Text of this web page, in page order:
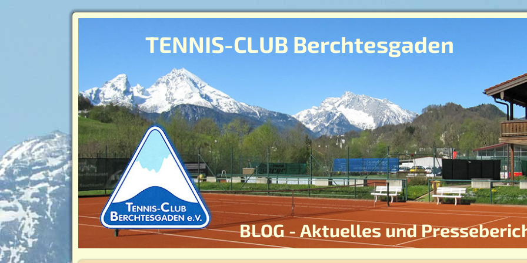
TENNIS-CLUB Berchtesgaden
BLOG - Aktuelles und